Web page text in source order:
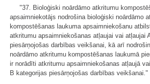
"37. Bioloģiski noārdāmo atkritumu
apsaimniekotājs nodrošina bioloģiski noārdāmo
kompostēšanas laukuma apsaimniekošanu
atkritumu apsaimniekošanas atļaujai vai atļaujai
piesārņojošas darbības veikšanai, kā arī
noārdāmo atkritumu kompostēšanas laukumā
ir norādīti atkritumu apsaimniekošanas atļaujā
B kategorijas piesārņojošas darbības veikšanai."